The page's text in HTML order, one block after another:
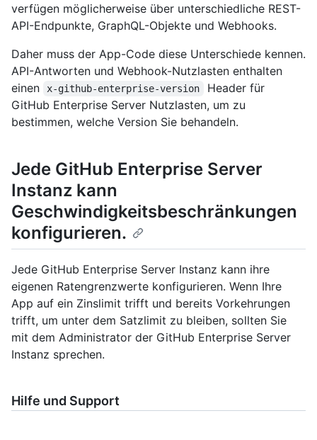
verfügen möglicherweise über unterschiedliche REST-
API-Endpunkte, GraphQL-Objekte und Webhooks.
Daher muss der App-Code diese Unterschiede kennen.
API-Antworten und Webhook-Nutzlasten enthalten
einen
x-github-enterprise-version
Header für
GitHub Enterprise Server Nutzlasten, um zu
bestimmen, welche Version Sie behandeln.
Jede GitHub Enterprise Server
Instanz kann
Geschwindigkeitsbeschränkungen
konfigurieren.
Jede GitHub Enterprise Server Instanz kann ihre
eigenen Ratengrenzwerte konfigurieren. Wenn Ihre
App auf ein Zinslimit trifft und bereits Vorkehrungen
trifft, um unter dem Satzlimit zu bleiben, sollten Sie
mit dem Administrator der GitHub Enterprise Server
Instanz sprechen.
Hilfe und Support